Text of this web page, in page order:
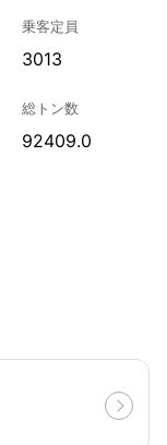
乗客定員
3013
総トン数
92409.0